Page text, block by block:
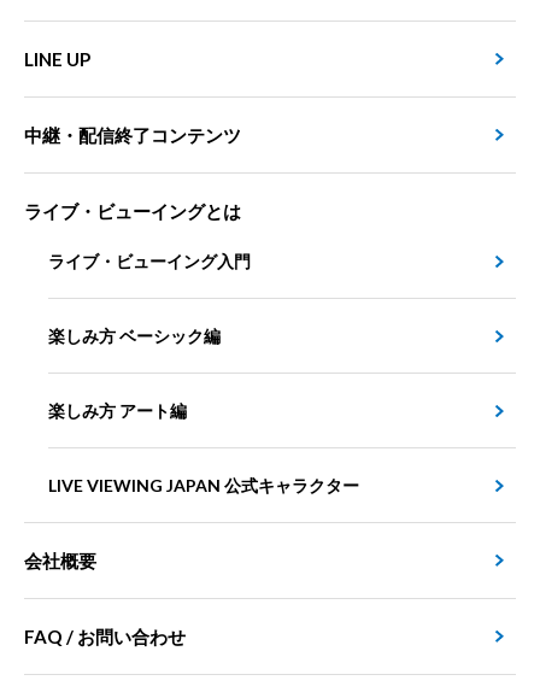
LINE UP
中継・配信終了コンテンツ
ライブ・ビューイングとは
ライブ・ビューイング入門
楽しみ方 ベーシック編
楽しみ方 アート編
LIVE VIEWING JAPAN 公式キャラクター
会社概要
FAQ / お問い合わせ